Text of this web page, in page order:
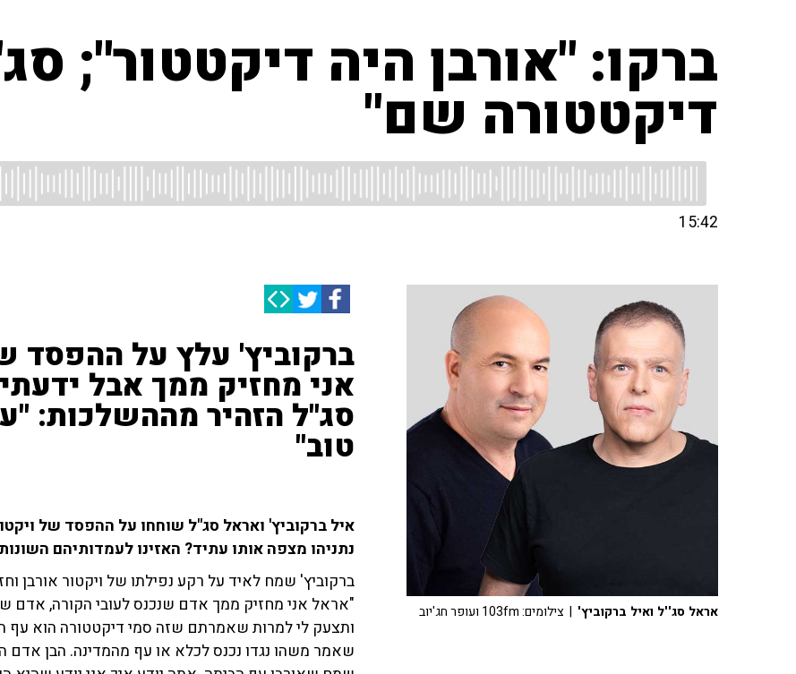
ברקו: "אורבן היה דיקטטור";
דיקטטורה שם"
15:42
ברקוביץ' עלץ על ההפסד
אני מחזיק ממך אבל
סג"ל הזהיר מההשלכות:
טוב"
איל ברקוביץ' ואראל סג"ל שוחחו על ההפסד של
נתניהו מצפה אותו עתיד? האזינו לעמדותיהם
ברקוביץ' שמח לאיד על רקע נפילתו של ויקטור אורבן
"אראל אני מחזיק ממך אדם שנכנס לעובי הקורה, אדם
ותצעק לי למרות שאמרתם שזה סמי דיקטטורה הוא עף
שאמר משהו נגדו נכנס לכלא או עף מהמדינה. הבן אדם
אראל סג''ל ואיל ברקוביץ' | צילומים: 103fm ועופר חג'יוב